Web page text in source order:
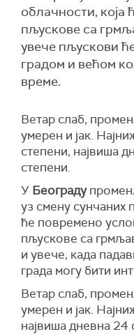
облачности, која
пљускове са
увече пљускови
градом и већом
време.
Ветар слаб,
умерен и јак.
степени, највиша
степени.
У Београду
уз смену сунчаних
ће повремено
пљускове са
и увече, када
града могу бити
Ветар слаб,
умерен и јак.
највиша дневна 24